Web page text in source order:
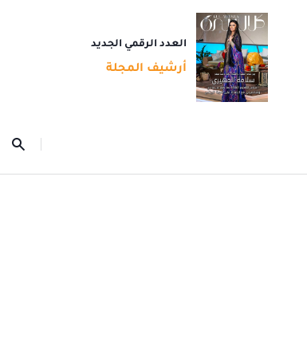
العدد الرقمي الجديد
أرشيف المجلة